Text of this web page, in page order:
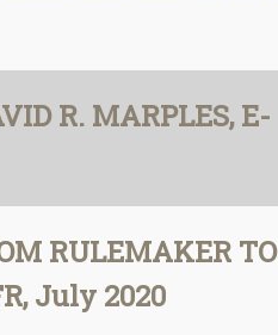
R. MARPLES, E-
RULEMAKER TO
July 2020